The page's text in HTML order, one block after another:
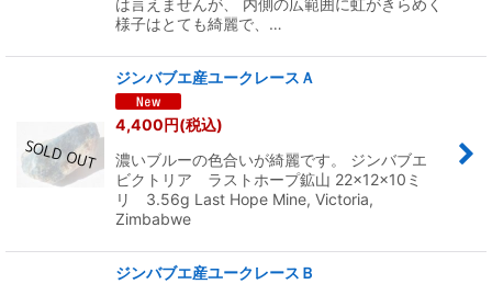
様子はとても綺麗で、…
ジンバブエ産ユークレースＡ
4,400円(税込)
濃いブルーの色合いが綺麗です。 ジンバブエ
ビクトリア ラストホープ鉱山 22×12×10ミ
リ 3.56g Last Hope Mine, Victoria,
Zimbabwe
ジンバブエ産ユークレースＢ